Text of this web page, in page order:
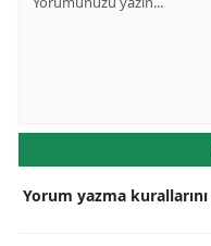
Yorum yazma kurallarını